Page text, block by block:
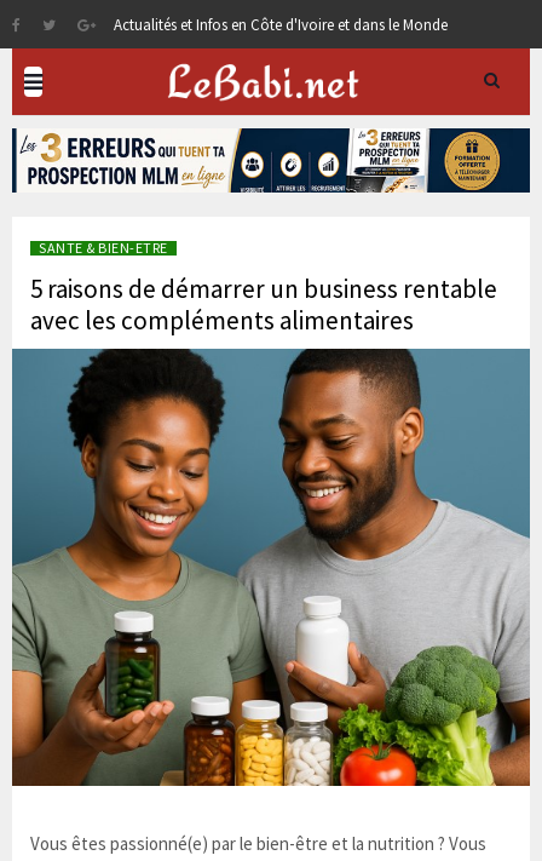
Actualités et Infos en Côte d'Ivoire et dans le Monde
SANTE & BIEN-ETRE
5 raisons de démarrer un business rentable
avec les compléments alimentaires
Vous êtes passionné(e) par le bien-être et la nutrition ? Vous